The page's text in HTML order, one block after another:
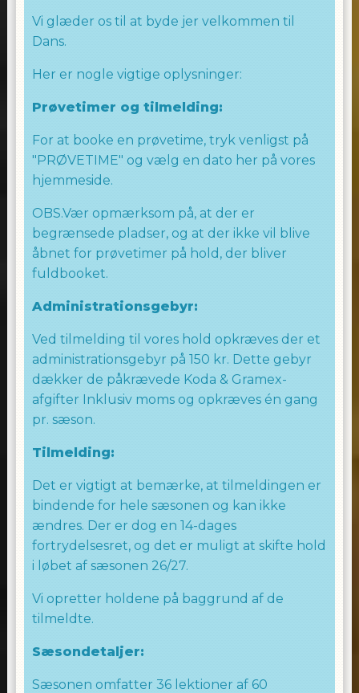
Vi glæder os til at byde jer velkommen til
Dans.
Her er nogle vigtige oplysninger:
Prøvetimer og tilmelding:
For at booke en prøvetime, tryk venligst på
"PRØVETIME" og vælg en dato her på vores
hjemmeside.
OBS.Vær opmærksom på, at der er
begrænsede pladser, og at der ikke vil blive
åbnet for prøvetimer på hold, der bliver
fuldbooket.
Administrationsgebyr:
Ved tilmelding til vores hold opkræves der et
administrationsgebyr på 150 kr. Dette gebyr
dækker de påkrævede Koda & Gramex-
afgifter Inklusiv moms og opkræves én gang
pr. sæson.
Tilmelding:
Det er vigtigt at bemærke, at tilmeldingen er
bindende for hele sæsonen og kan ikke
ændres. Der er dog en 14-dages
fortrydelsesret, og det er muligt at skifte hold
i løbet af sæsonen 26/27.
Vi opretter holdene på baggrund af de
tilmeldte.
Sæsondetaljer:
Sæsonen omfatter 36 lektioner af 60